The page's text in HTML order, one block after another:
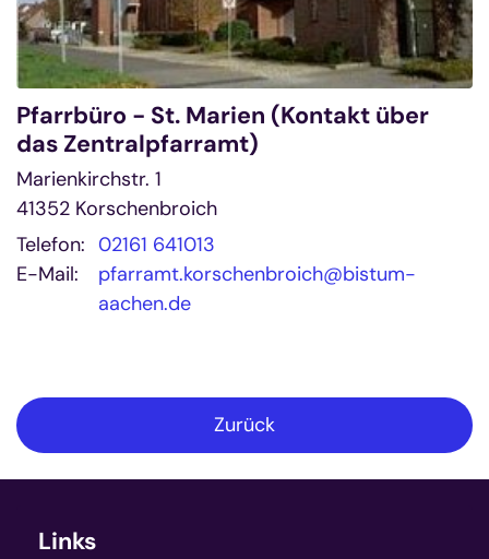
Pfarrbüro - St. Marien (Kontakt über
das Zentralpfarramt)
Marienkirchstr. 1
41352 Korschenbroich
Telefon: 02161 641013
E-Mail:
pfarramt.korschenbroich@bistum-
aachen.de
Zurück
Links